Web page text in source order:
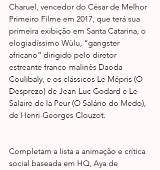
Charuel, vencedor do César de Melhor
Primeiro Filme em 2017, que terá sua
primeira exibição em Santa Catarina, o
elogiadíssimo Wùlu, “gangster
africano” dirigido pelo diretor
estreante franco-malinês Daoda
Coulibaly, e os clássicos Le Mépris (O
Desprezo) de Jean-Luc Godard e Le
Salaire de la Peur (O Salário do Medo),
de Henri-Georges Clouzot.
Completam a lista a animação e crítica
social baseada em HQ, Aya de